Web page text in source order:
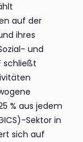
auf der
ihres
und
schließt
% aus jedem
Sektor in
sich auf